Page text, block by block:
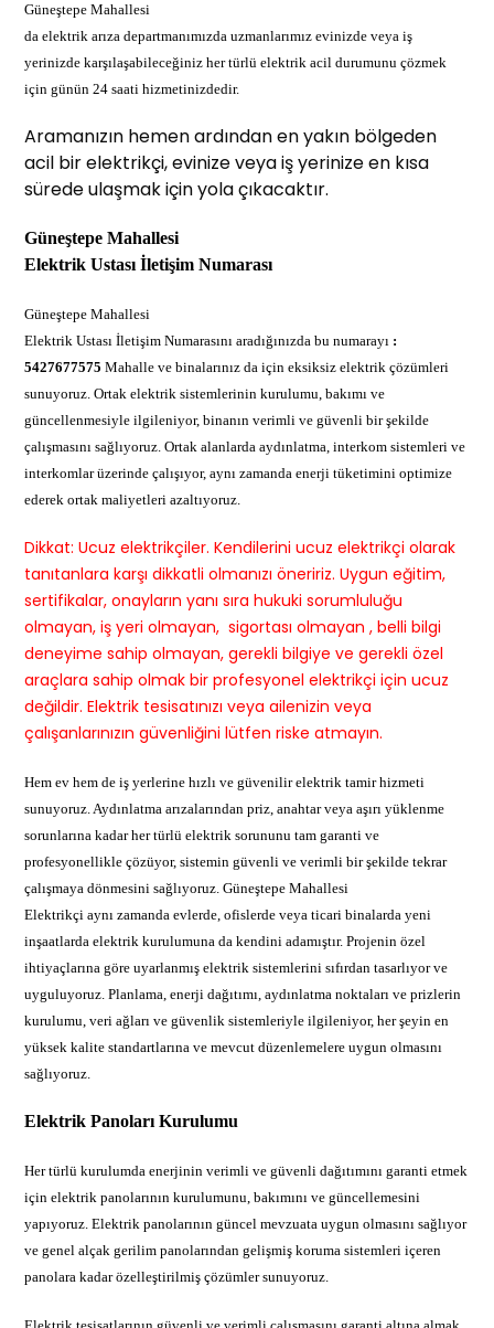
Güneştepe Mahallesi
da elektrik arıza departmanımızda uzmanlarımız evinizde veya iş
yerinizde karşılaşabileceğiniz her türlü elektrik acil durumunu çözmek
için günün 24 saati hizmetinizdedir.
Aramanızın hemen ardından en yakın bölgeden
acil bir elektrikçi, evinize veya iş yerinize en kısa
sürede ulaşmak için yola çıkacaktır.
Güneştepe Mahallesi
Elektrik Ustası İletişim Numarası
Güneştepe Mahallesi
Elektrik Ustası İletişim Numarasını aradığınızda bu numarayı :
5427677575 Mahalle ve binalarınız da için eksiksiz elektrik çözümleri
sunuyoruz. Ortak elektrik sistemlerinin kurulumu, bakımı ve
güncellenmesiyle ilgileniyor, binanın verimli ve güvenli bir şekilde
çalışmasını sağlıyoruz. Ortak alanlarda aydınlatma, interkom sistemleri ve
interkomlar üzerinde çalışıyor, aynı zamanda enerji tüketimini optimize
ederek ortak maliyetleri azaltıyoruz.
Dikkat: Ucuz elektrikçiler. Kendilerini ucuz elektrikçi olarak
tanıtanlara karşı dikkatli olmanızı öneririz. Uygun eğitim,
sertifikalar, onayların yanı sıra hukuki sorumluluğu
olmayan, iş yeri olmayan, sigortası olmayan , belli bilgi
deneyime sahip olmayan, gerekli bilgiye ve gerekli özel
araçlara sahip olmak bir profesyonel elektrikçi için ucuz
değildir. Elektrik tesisatınızı veya ailenizin veya
çalışanlarınızın güvenliğini lütfen riske atmayın.
Hem ev hem de iş yerlerine hızlı ve güvenilir elektrik tamir hizmeti
sunuyoruz. Aydınlatma arızalarından priz, anahtar veya aşırı yüklenme
sorunlarına kadar her türlü elektrik sorununu tam garanti ve
profesyonellikle çözüyor, sistemin güvenli ve verimli bir şekilde tekrar
çalışmaya dönmesini sağlıyoruz. Güneştepe Mahallesi
Elektrikçi aynı zamanda evlerde, ofislerde veya ticari binalarda yeni
inşaatlarda elektrik kurulumuna da kendini adamıştır. Projenin özel
ihtiyaçlarına göre uyarlanmış elektrik sistemlerini sıfırdan tasarlıyor ve
uyguluyoruz. Planlama, enerji dağıtımı, aydınlatma noktaları ve prizlerin
kurulumu, veri ağları ve güvenlik sistemleriyle ilgileniyor, her şeyin en
yüksek kalite standartlarına ve mevcut düzenlemelere uygun olmasını
sağlıyoruz.
Elektrik Panoları Kurulumu
Her türlü kurulumda enerjinin verimli ve güvenli dağıtımını garanti etmek
için elektrik panolarının kurulumunu, bakımını ve güncellemesini
yapıyoruz. Elektrik panolarının güncel mevzuata uygun olmasını sağlıyor
ve genel alçak gerilim panolarından gelişmiş koruma sistemleri içeren
panolara kadar özelleştirilmiş çözümler sunuyoruz.